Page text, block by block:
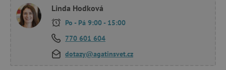
Linda Hodková
Po - Pá 9:00 - 15:00
770 601 604
dotazy@agatinsvet.cz